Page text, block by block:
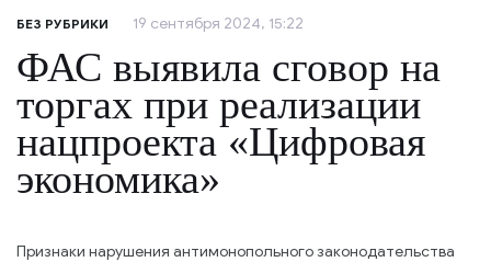
БЕЗ РУБРИКИ 19 сентября 2024, 15:22
ФАС выявила сговор на
торгах при реализации
нацпроекта «Цифровая
экономика»
Признаки нарушения антимонопольного законодательства